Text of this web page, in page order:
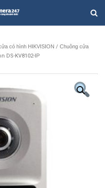
có hình HIKVISION / Chuông cửa
DS-KV8102-IP